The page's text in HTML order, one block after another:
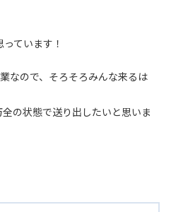
ています！
なので、そろそろみんな来るは
の状態で送り出したいと思いま